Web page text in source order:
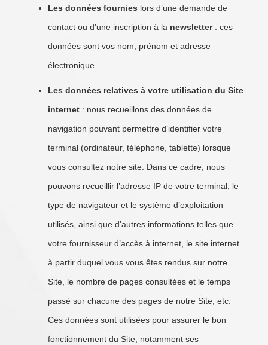
Les données fournies lors d’une demande de
contact ou d’une inscription à la newsletter: ces
données sont vos nom, prénom et adresse
électronique.
Les données relatives à votre utilisation du Site
internet : nous recueillons des données de
navigation pouvant permettre d’identifier votre
terminal (ordinateur, téléphone, tablette) lorsque
vous consultez notre site. Dans ce cadre, nous
pouvons recueillir l’adresse IP de votre terminal, le
type de navigateur et le système d’exploitation
utilisés, ainsi que d’autres informations telles que
votre fournisseur d’accès à internet, le site internet
à partir duquel vous vous êtes rendus sur notre
Site, le nombre de pages consultées et le temps
passé sur chacune des pages de notre Site, etc.
Ces données sont utilisées pour assurer le bon
fonctionnement du Site, notamment ses